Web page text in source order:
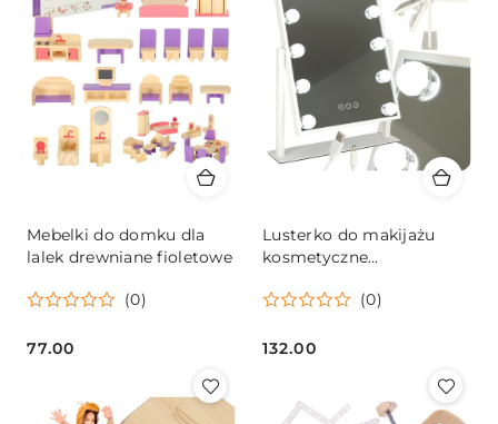
Mebelki do domku dla
lalek drewniane fioletowe
(0)
Cena:
77.00
Lusterko do makijażu
kosmetyczne
Hollywood z 12
cm
(0)
Cena:
132.00